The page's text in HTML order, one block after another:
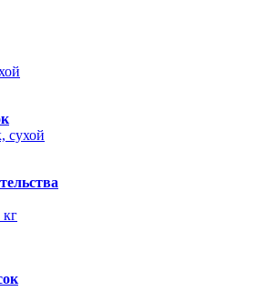
сухой
кг